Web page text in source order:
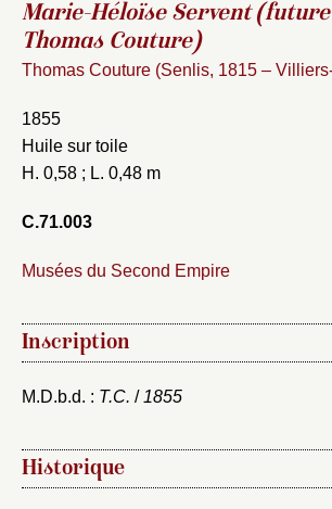
Marie-Héloïse Servent
Thomas Couture)
Thomas Couture (Senlis, 1815 –
1855
Huile sur toile
H. 0,58 ; L. 0,48 m
C.71.003
Musées du Second Empire
Inscription
M.D.b.d. : T.C. / 1855
Historique